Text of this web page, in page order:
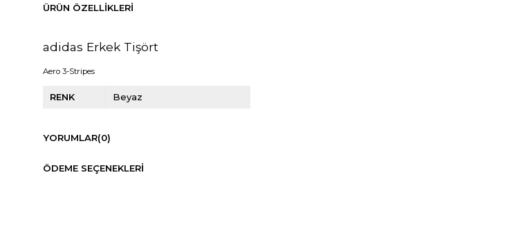
ÜRÜN ÖZELLIKLERI
adidas Erkek Tişört
Aero 3-Stripes
RENK Beyaz
YORUMLAR(0)
ÖDEME SEÇENEKLERI